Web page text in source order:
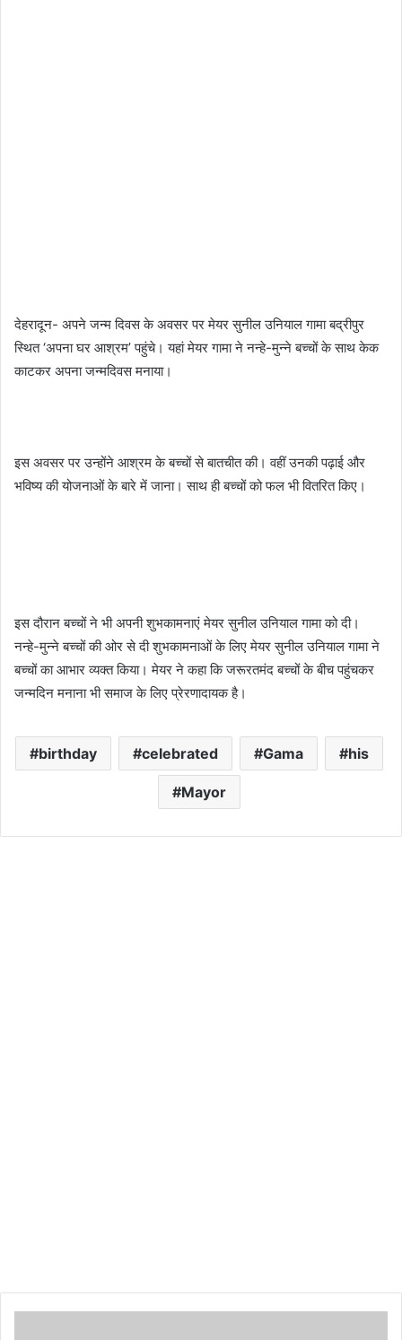
देहरादून- अपने जन्म दिवस के अवसर पर मेयर सुनील उनियाल गामा बद्रीपुर
स्थित ‘अपना घर आश्रम’ पहुंचे। यहां मेयर गामा ने नन्हे-मुन्ने बच्चों के साथ केक
काटकर अपना जन्मदिवस मनाया।
इस अवसर पर उन्होंने आश्रम के बच्चों से बातचीत की। वहीं उनकी पढ़ाई और
भविष्य की योजनाओं के बारे में जाना। साथ ही बच्चों को फल भी वितरित किए।
इस दौरान बच्चों ने भी अपनी शुभकामनाएं मेयर सुनील उनियाल गामा को दी।
नन्हे-मुन्ने बच्चों की ओर से दी शुभकामनाओं के लिए मेयर सुनील उनियाल गामा ने
बच्चों का आभार व्यक्त किया। मेयर ने कहा कि जरूरतमंद बच्चों के बीच पहुंचकर
जन्मदिन मनाना भी समाज के लिए प्रेरणादायक है।
birthday celebrated Gama his
Mayor